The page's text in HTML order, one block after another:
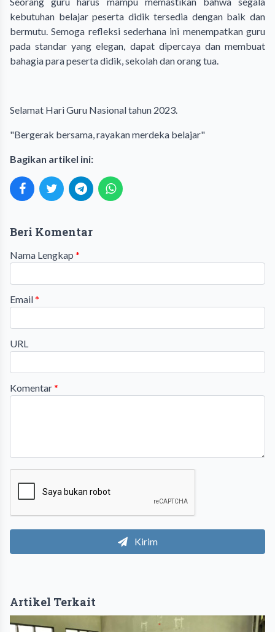
kebutuhan belajar peserta didik tersedia dengan baik dan
bermutu. Semoga refleksi sederhana ini menempatkan guru
pada standar yang elegan, dapat dipercaya dan membuat
bahagia para peserta didik, sekolah dan orang tua.
Selamat Hari Guru Nasional tahun 2023.
"Bergerak bersama, rayakan merdeka belajar"
Bagikan artikel ini:
Beri Komentar
Nama Lengkap *
Email*
URL
Komentar*
Kirim
Artikel Terkait